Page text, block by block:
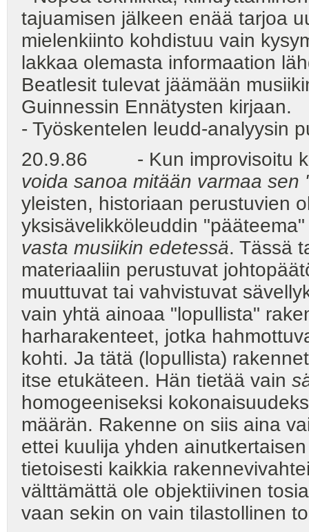
tajuamisen jälkeen enää tarjoa
mielenkiinto kohdistuu vain
lakkaa olemasta informaation
Beatlesit tulevat jäämään
Guinnessin Ennätysten kirjaan.
- Työskentelen leudd-analyysin
20.9.86 - Kun improvisoitu
voida sanoa mitään varmaa sen
yleisten, historiaan perustuvien
yksisävelikköleuddin
vasta musiikin edetessä. Tässä
materiaaliin perustuvat
muuttuvat tai vahvistuvat
vain yhtä ainoaa "lopullista"
harharakenteet, jotka
kohti. Ja tätä (lopullista)
itse etukäteen. Hän tietää vain
homogeeniseksi
määrän. Rakenne on siis aina
ettei kuulija yhden
tietoisesti kaikkia
välttämättä ole objektiivinen
vaan sekin on vain tilastollinen